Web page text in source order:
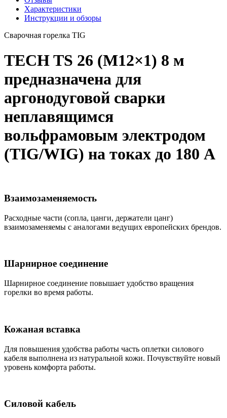
Характеристики
Инструкции и обзоры
Сварочная горелка TIG
TECH TS 26 (M12×1) 8 м
предназначена для
аргонодуговой сварки
неплавящимся
вольфрамовым электродом
(TIG/WIG) на токах до 180 А
Взаимозаменяемость
Расходные части (сопла, цанги, держатели цанг)
взаимозаменяемы с аналогами ведущих европейских брендов.
Шарнирное соединение
Шарнирное соединение повышает удобство вращения
горелки во время работы.
Кожаная вставка
Для повышения удобства работы часть оплетки силового
кабеля выполнена из натуральной кожи. Почувствуйте новый
уровень комфорта работы.
Силовой кабель